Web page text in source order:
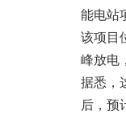
能电站
该项目
峰放电
据悉，
后，预